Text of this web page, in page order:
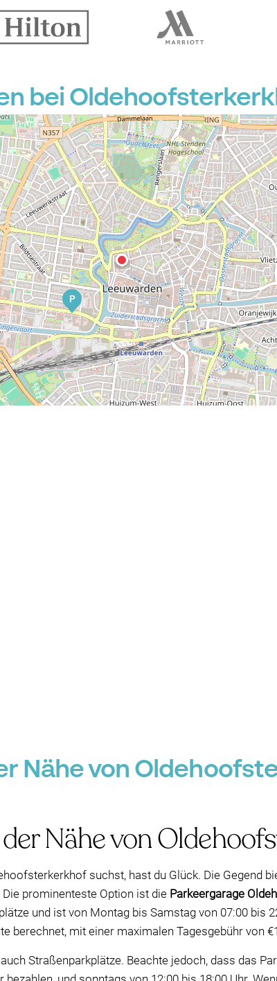
bei
P
Nähe von
Nähe von
suchst, hast du Glück. Die Gegend
prominenteste Option ist die Parkeergarage
und ist von Montag bis Samstag von 07:00 bis
berechnet, mit einer maximalen Tagesgebühr von
Straßenparkplätze. Beachte jedoch, dass das